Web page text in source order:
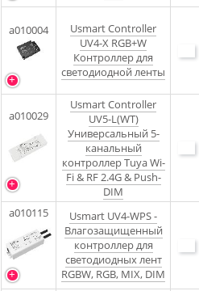
a010004
Usmart Controller
UV4-X RGB+W
Контроллер для
светодиодной ленты
a010029
Usmart Controller
UV5-L(WT)
Универсальный 5-
канальный
контроллер Tuya Wi-
Fi & RF 2.4G & Push-
DIM
a010115
Usmart UV4-WPS -
Влагозащищенный
контроллер для
светодиодных лент
RGBW, RGB, MIX, DIM